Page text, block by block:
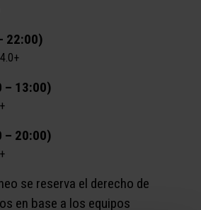
22:00)
– 13:00)
– 20:00)
se reserva el derecho de
en base a los equipos